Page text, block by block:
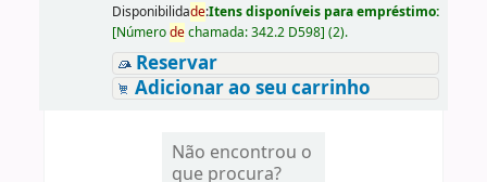
Disponibilidade:Itens disponíveis para empréstimo:
[Númerodechamada:342.2 D598] (2).
Reservar
Adicionar ao seu carrinho
Não encontrou o
que procura?